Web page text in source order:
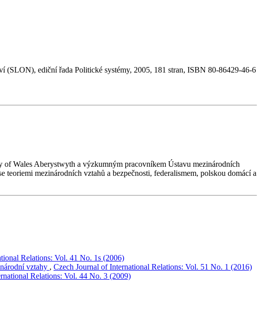
ediční řada Politické systémy, 2005, 181 stran, ISBN 80-86429-46-6
Wales Aberystwyth a výzkumným pracovníkem Ústavu mezinárodních
mezinárodních vztahů a bezpečnosti, federalismem, polskou domácí a
Relations: Vol. 41 No. 1s (2006)
vztahy , Czech Journal of International Relations: Vol. 51 No. 1 (2016)
Relations: Vol. 44 No. 3 (2009)